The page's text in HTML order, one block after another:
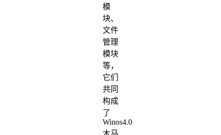
模
块、
文件
管理
模块
等，
它们
共同
构成
了
Winos4.0